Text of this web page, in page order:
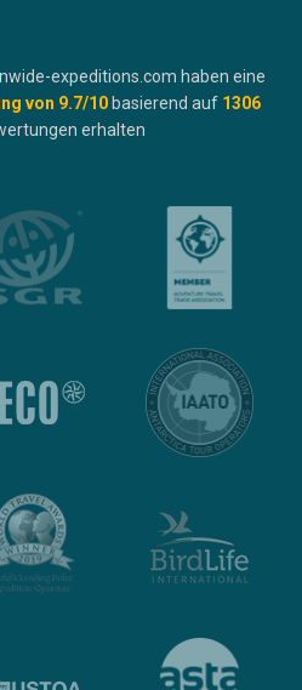
expeditions.com haben eine
von 9.7/10 basierend auf 1306
erhalten